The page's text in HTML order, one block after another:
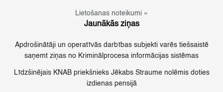
Lietošanas noteikumi »
Jaunākās ziņas
Apdrošinātāji un operatīvās darbības subjekti varēs tiešsaistē
saņemt ziņas no Kriminālprocesa informācijas sistēmas
Līdzšinējais KNAB priekšnieks Jēkabs Straume nolēmis doties
izdienas pensijā